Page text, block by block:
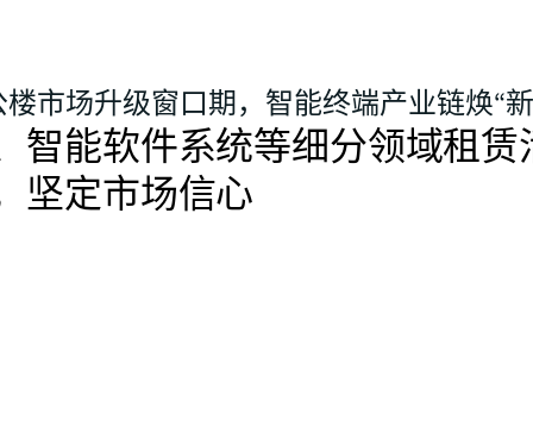
市场升级窗口期，智能终端产业链焕“
智能软件系统等细分领域租赁
坚定市场信心